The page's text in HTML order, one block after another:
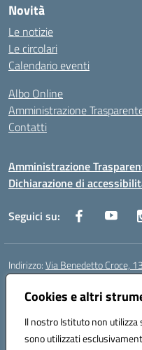
Cookies e altri
Il nostro Istituto non
sono utilizzati
Novità
Le notizie
Le circolari
Calendario eventi
Albo Online
Amministrazione
Contatti
Amministrazione
Dichiarazione di
Seguici su:
Indirizzo:Via Benedetto Croce,
Centralino:
Posta elettronica certificata
Codice fiscale: 81003730710
Codice meccanografico: